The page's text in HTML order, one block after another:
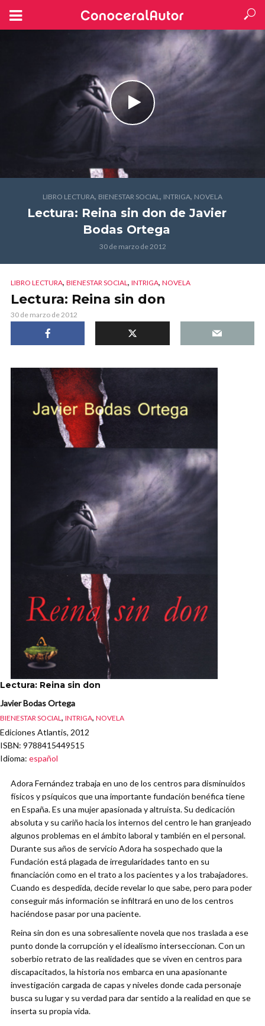
LIBRO LECTURA, BIENESTAR SOCIAL, INTRIGA, NOVELA
Lectura: Reina sin don de Javier
Bodas Ortega
30 de marzo de 2012
LIBRO LECTURA, BIENESTAR SOCIAL, INTRIGA, NOVELA
Lectura: Reina sin don
30 de marzo de 2012
Lectura: Reina sin don
Javier Bodas Ortega
BIENESTAR SOCIAL, INTRIGA, NOVELA
Ediciones Atlantis, 2012
ISBN: 9788415449515
Idioma: español
Adora Fernández trabaja en uno de los centros para disminuidos
físicos y psíquicos que una importante fundación benéfica tiene
en España. Es una mujer apasionada y altruista. Su dedicación
absoluta y su cariño hacia los internos del centro le han granjeado
algunos problemas en el ámbito laboral y también en el personal.
Durante sus años de servicio Adora ha sospechado que la
Fundación está plagada de irregularidades tanto en su
financiación como en el trato a los pacientes y a los trabajadores.
Cuando es despedida, decide revelar lo que sabe, pero para poder
conseguir más información se infiltrará en uno de los centros
haciéndose pasar por una paciente.
Reina sin don es una sobresaliente novela que nos traslada a ese
punto donde la corrupción y el idealismo interseccionan. Con un
soberbio retrato de las realidades que se viven en centros para
discapacitados, la historia nos embarca en una apasionante
investigación cargada de capas y niveles donde cada personaje
busca su lugar y su verdad para dar sentido a la realidad en que se
inserta su propia vida.